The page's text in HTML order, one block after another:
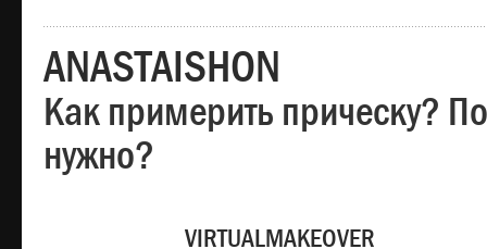
ANASTAISHON
Как примерить прическу?
нужно?
VIRTUALMAKEOVER